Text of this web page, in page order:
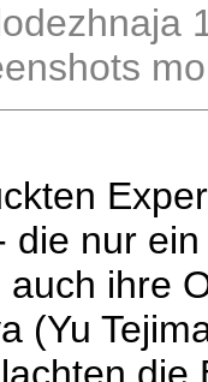
die nur
ihre
(Yu